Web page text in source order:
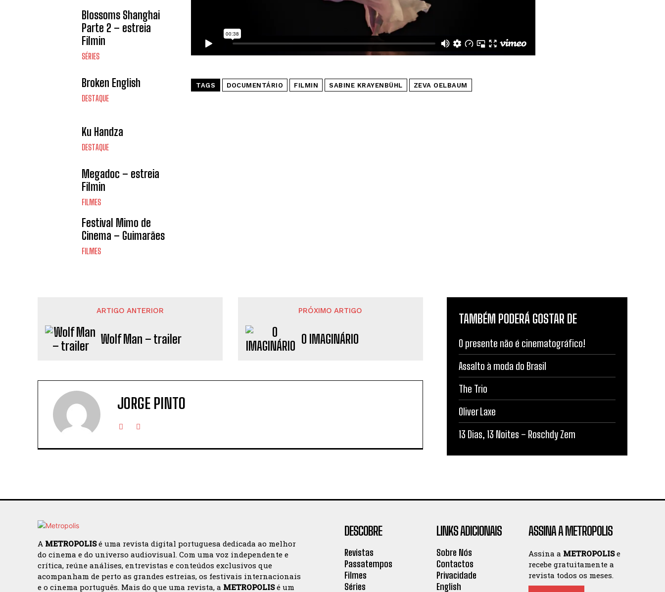
Blossoms Shanghai
Parte 2 – estreia
Filmin
SÉRIES
Broken English
DESTAQUE
Ku Handza
DESTAQUE
Megadoc – estreia
Filmin
FILMES
Festival Mimo de
Cinema – Guimarães
FILMES
TAGS DOCUMENTÁRIO FILMIN SABINE KRAYENBÜHL ZEVA OELBAUM
ARTIGO ANTERIOR
Wolf Man – trailer
PRÓXIMO ARTIGO
O IMAGINÁRIO
JORGE PINTO
TAMBÉM PODERÁ GOSTAR DE
O presente não é cinematográfico!
Assalto à moda do Brasil
The Trio
Oliver Laxe
13 Dias, 13 Noites – Roschdy Zem
A METROPOLISé uma revista digital portuguesa dedicada ao melhor
do cinema e do universo audiovisual. Com uma voz independente e
crítica, reúne análises, entrevistas e conteúdos exclusivos que
acompanham de perto as grandes estreias, os festivais internacionais
e o cinema português. Mais do que uma revista, a METROPOLISé um
DESCOBRE
Revistas
Passatempos
Filmes
Séries
LINKS ADICIONAIS
Sobre Nós
Contactos
Privacidade
English
ASSINA A METROPOLIS
Assina a METROPOLISe
recebe gratuitamente a
revista todos os meses.